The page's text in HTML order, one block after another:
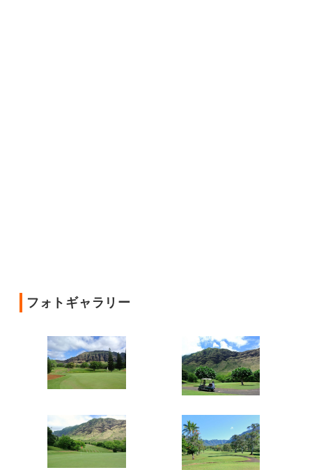
フォトギャラリー